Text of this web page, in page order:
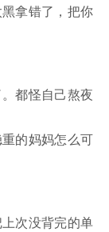
拿错了，把你
都怪自己熬夜
的妈妈怎么可
次没背完的单